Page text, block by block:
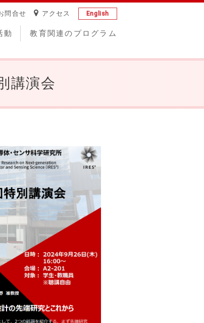
動 教育関連のプログラム
問合せ アクセス English
講演会